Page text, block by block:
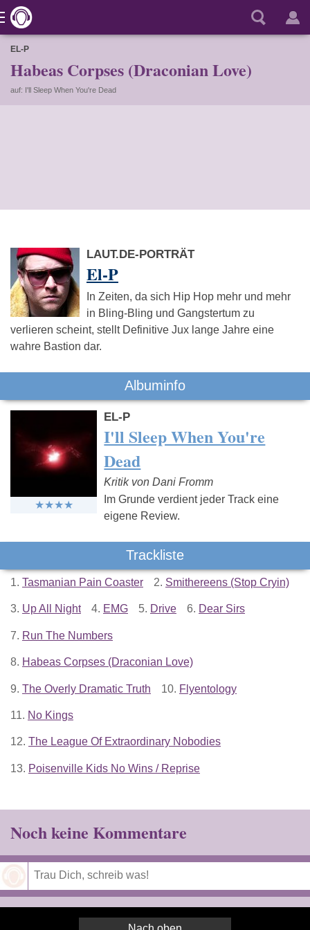
EL-P
Habeas Corpses (Draconian Love)
auf: I'll Sleep When You're Dead
LAUT.DE-PORTRÄT
El-P
In Zeiten, da sich Hip Hop mehr und mehr
in Bling-Bling und Gangstertum zu
verlieren scheint, stellt Definitive Jux lange Jahre eine
wahre Bastion dar.
Albuminfo
EL-P
I'll Sleep When You're
Dead
Kritik von Dani Fromm
Im Grunde verdient jeder Track eine
eigene Review.
Trackliste
1. Tasmanian Pain Coaster 2. Smithereens (Stop Cryin)
3. Up All Night 4. EMG 5. Drive 6. Dear Sirs
7. Run The Numbers
8. Habeas Corpses (Draconian Love)
9. The Overly Dramatic Truth 10. Flyentology
11. No Kings
12. The League Of Extraordinary Nobodies
13. Poisenville Kids No Wins / Reprise
Noch keine Kommentare